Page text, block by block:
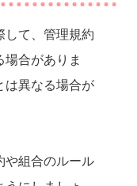
して、管理規約
合がありま
は異なる場合が
や組合のルール